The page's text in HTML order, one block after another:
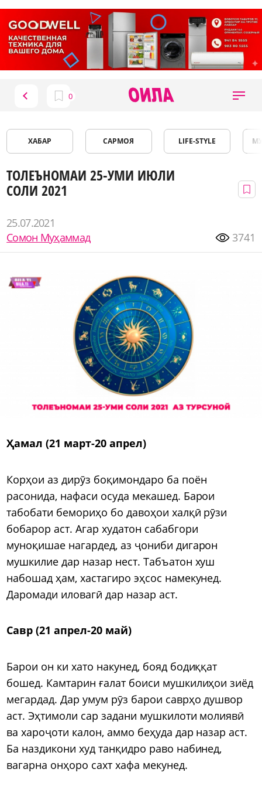
ХАБАР САРМОЯ LIFE-STYLE
ТОЛЕЪНОМАИ 25-УМИ ИЮЛИ
СОЛИ 2021
25.07.2021
Сомон Муҳаммад
3741
Ҳамал (21 март-20 апрел)
Корҳои аз дирӯз боқимондаро ба поён
расонида, нафаси осуда мекашед. Барои
табобати бемориҳо бо давоҳои халқӣ рӯзи
бобарор аст. Агар худатон сабабгори
муноқишае нагардед, аз ҷониби дигарон
мушкилие дар назар нест. Табъатон хуш
набошад ҳам, хастагиро эҳсос намекунед.
Даромади иловагӣ дар назар аст.
Савр (21 апрел-20 май)
Барои он ки хато накунед, бояд бодиққат
бошед. Камтарин ғалат боиси мушкилиҳои зиёд
мегардад. Дар умум рӯз барои саврҳо душвор
аст. Эҳтимоли сар задани мушкилоти молиявӣ
ва хароҷоти калон, аммо беҳуда дар назар аст.
Ба наздикони худ танқидро раво набинед,
вагарна онҳоро сахт хафа мекунед.